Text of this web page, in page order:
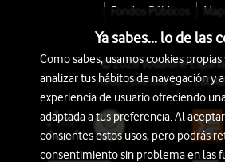
Fondos Públicos
© 2026 Vodafone
Avda. América 115,
Ya sabes... lo de las
Como sabes, usamos cookies
analizar tus hábitos de navegación y
experiencia de usuario ofreciendo
adaptada a tus preferencia. Al
consientes estos usos, pero podrás
consentimiento sin problema en las